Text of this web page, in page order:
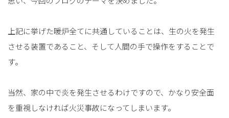
上記に挙げた暖炉全てに共通していることは、生の火を発生
させる装置であること、そして人間の手で操作をすることで
す。
当然、家の中で炎を発生させるわけですので、かなり安全面
を重視しなければ火災事故になってしまいます。